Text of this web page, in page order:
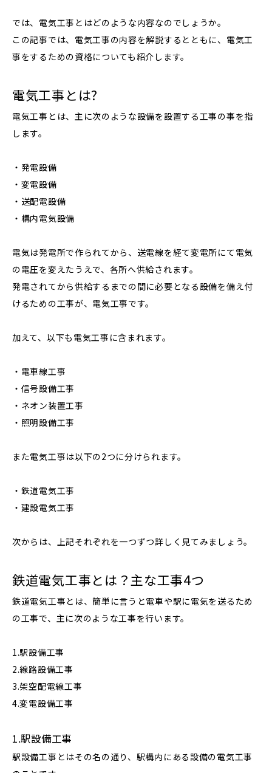
では、電気工事とはどのような内容なのでしょうか。
この記事では、電気工事の内容を解説するとともに、電気工
事をするための資格についても紹介します。
電気工事とは?
電気工事とは、主に次のような設備を設置する工事の事を指
します。
・発電設備
・変電設備
・送配電設備
・構内電気設備
電気は発電所で作られてから、送電線を経て変電所にて電気
の電圧を変えたうえで、各所へ供給されます。
発電されてから供給するまでの間に必要となる設備を備え付
けるための工事が、電気工事です。
加えて、以下も電気工事に含まれます。
・電車線工事
・信号設備工事
・ネオン装置工事
・照明設備工事
また電気工事は以下の2つに分けられます。
・鉄道電気工事
・建設電気工事
次からは、上記それぞれを一つずつ詳しく見てみましょう。
鉄道電気工事とは？主な工事4つ
鉄道電気工事とは、簡単に言うと電車や駅に電気を送るため
の工事で、主に次のような工事を行います。
1.駅設備工事
2.線路設備工事
3.架空配電線工事
4.変電設備工事
1.駅設備工事
駅設備工事とはその名の通り、駅構内にある設備の電気工事